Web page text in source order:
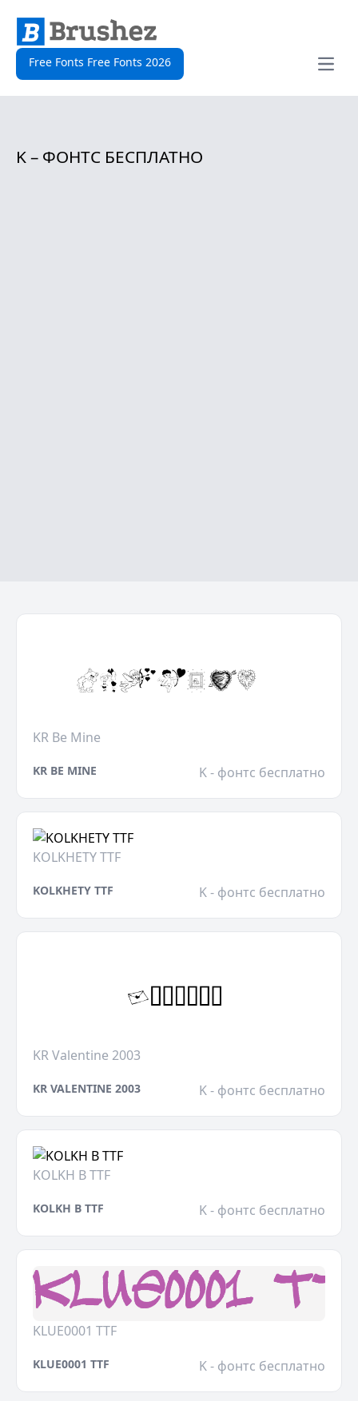
Free Fonts Free Fonts 2026
Open
K – ФОНТС БЕСПЛАТНО
KR Be Mine
KR BE MINE K - фонтс бесплатно
KOLKHETY TTF
KOLKHETY TTF K - фонтс бесплатно
KR Valentine 2003
KR VALENTINE 2003 K - фонтс бесплатно
KOLKH B TTF
KOLKH B TTF K - фонтс бесплатно
KLUE0001 TTF
KLUE0001 TTF K - фонтс бесплатно